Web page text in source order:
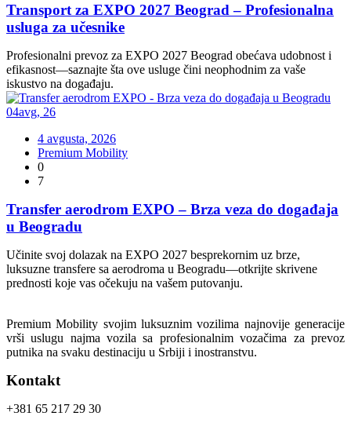
Transport za EXPO 2027 Beograd – Profesionalna
usluga za učesnike
Profesionalni prevoz za EXPO 2027 Beograd obećava udobnost i
efikasnost—saznajte šta ove usluge čini neophodnim za vaše
iskustvo na događaju.
04avg, 26
4 avgusta, 2026
Premium Mobility
0
7
Transfer aerodrom EXPO – Brza veza do događaja
u Beogradu
Učinite svoj dolazak na EXPO 2027 besprekornim uz brze,
luksuzne transfere sa aerodroma u Beogradu—otkrijte skrivene
prednosti koje vas očekuju na vašem putovanju.
Premium Mobility svojim luksuznim vozilima najnovije generacije
vrši uslugu najma vozila sa profesionalnim vozačima za prevoz
putnika na svaku destinaciju u Srbiji i inostranstvu.
Kontakt
+381 65 217 29 30